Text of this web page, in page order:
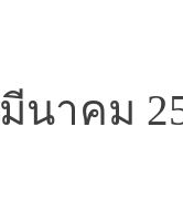
มีนาคม